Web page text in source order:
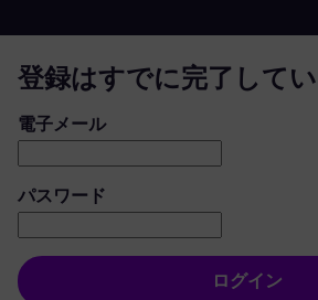
登録はすでに完了して
ログイン：ユーザーとパスワード
電子メール
パスワード
ログイン